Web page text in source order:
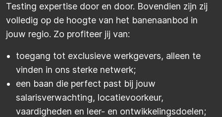
Testing expertise door en door. Bovendien zijn zij
volledig op de hoogte van het banenaanbod in
jouw regio. Zo profiteer jij van:
toegang tot exclusieve werkgevers, alleen te
vinden in ons sterke netwerk;
een baan die perfect past bij jouw
salarisverwachting, locatievoorkeur,
vaardigheden en leer- en ontwikkelingsdoelen;